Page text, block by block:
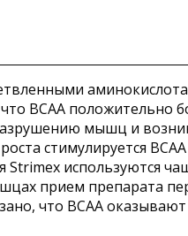
BCAA
мышц и
стимулируется
используются
прием препарата
что BCAA